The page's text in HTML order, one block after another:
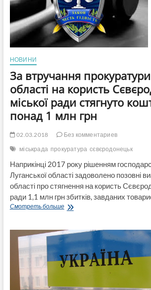
44
сесії
Лисичанської
міськради
НОВИНИ
За втручання
області на користь
міської ради стягнуто
понад 1 млн грн
02.03.2018
Без комментариев
міськрада прокуратура сєвєродонецьк
Наприкінці 2017 року рішенням
Луганської області задоволено позовні
області про стягнення на користь
ради 1,1 млн грн збитків, завданих
Смотреть большеЗа
Луганської
області
на
користь
Сєвєродонецької
ради